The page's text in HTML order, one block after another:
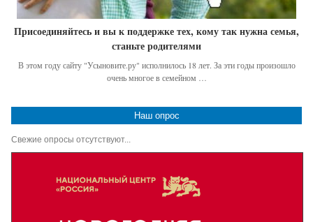
Присоединяйтесь и вы к поддержке тех, кому так нужна семья,
станьте родителями
В этом году сайту "Усыновите.ру" исполнилось 18 лет. За эти годы произошло
очень многое в семейном …
Наш опрос
Свежие опросы отсутствуют...